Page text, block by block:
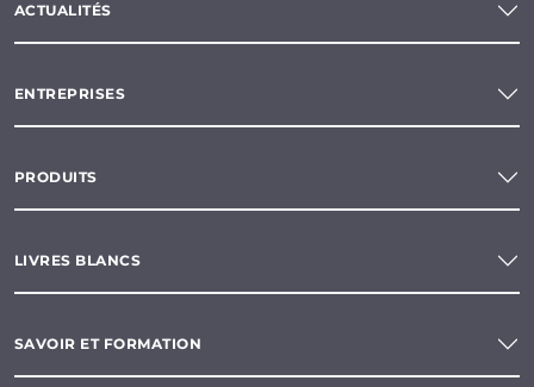
ACTUALITÉS
ENTREPRISES
PRODUITS
LIVRES BLANCS
SAVOIR ET FORMATION